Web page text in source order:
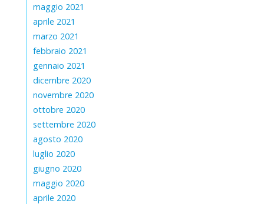
maggio 2021
aprile 2021
marzo 2021
febbraio 2021
gennaio 2021
dicembre 2020
novembre 2020
ottobre 2020
settembre 2020
agosto 2020
luglio 2020
giugno 2020
maggio 2020
aprile 2020